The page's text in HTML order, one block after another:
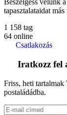
Beszélgess velünk
tapasztalataidat
1 158 tag
64 online
Csatlakozás
Iratkozz fel
Friss, heti tartalmak
postaládádba.